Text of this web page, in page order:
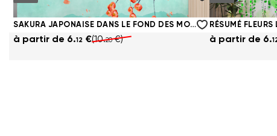
€ 20€) à partir de6.
SAKURA JAPONAISE DANS LE FOND DES MONTAGNES
à partir de 6.12 €(10.20€)
RÉSUMÉ FLEURS
à partir de 6.